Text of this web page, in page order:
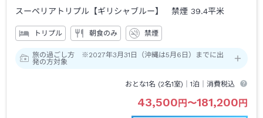
スーペリアトリプル【ギリシャブルー】 禁煙 39.4平米
トリプル 朝食のみ 禁煙
旅の過ごし方 ※2027年3月31日（沖縄は5月6日）までに出
発の方対象
おとな1名 (2名1室)｜1泊 ｜消費税込
43,500円〜181,200円